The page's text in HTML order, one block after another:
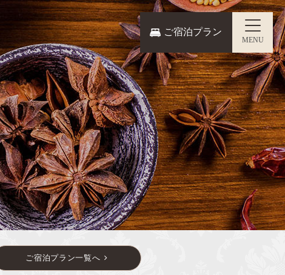
ご宿泊プラン一覧へ
ご宿泊プラン
MENU
食） ヨガ・レジャー
Q＆A／お問い合わせ